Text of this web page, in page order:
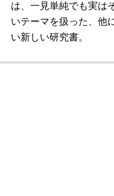
は、一見単純でも実は
いテーマを扱った、他
い新しい研究書。